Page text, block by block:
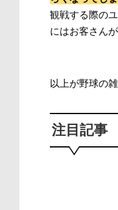
観戦する際の
にはお客さん
以上が野球の
注目記事